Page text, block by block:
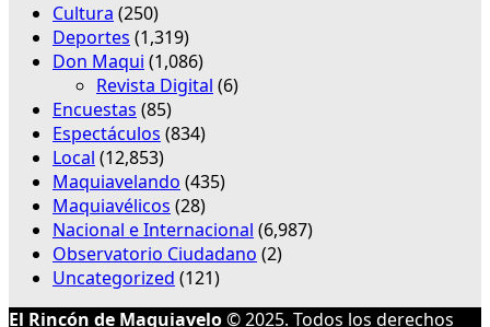
Cultura (250)
Deportes (1,319)
Don Maqui (1,086)
Revista Digital (6)
Encuestas (85)
Espectáculos (834)
Local (12,853)
Maquiavelando (435)
Maquiavélicos (28)
Nacional e Internacional (6,987)
Observatorio Ciudadano (2)
Uncategorized (121)
El Rincón de Maquiavelo© 2025. Todos los derechos